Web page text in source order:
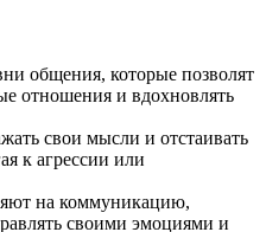
общения, которые позволят
отношения и вдохновлять
свои мысли и отстаивать
к агрессии или
на коммуникацию,
своими эмоциями и